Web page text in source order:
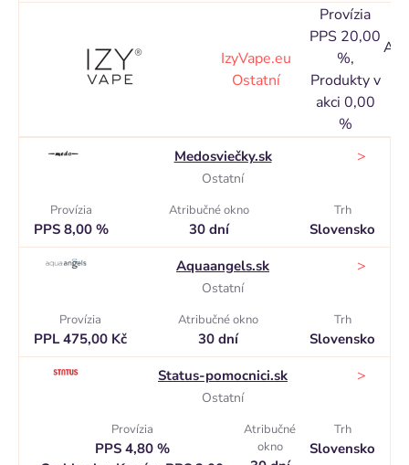
IzyVape.eu
Ostatní
Provízia
PPS 20,00
%,
Produkty v
akci 0,00
%
Medosviečky.sk
Ostatní
>
Provízia
PPS 8,00 %
Atribučné okno
30 dní
Trh
Slovensko
Aquaangels.sk
Ostatní
>
Provízia
PPL 475,00 Kč
Atribučné okno
30 dní
Trh
Slovensko
Status-pomocnici.sk
Ostatní
>
Provízia
PPS 4,80 %
Atribučné
okno
Trh
Slovensko